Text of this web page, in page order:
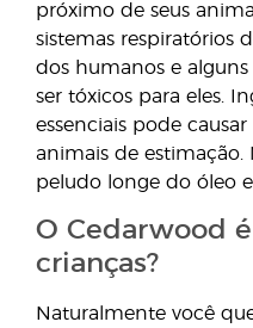
próximo de seus
sistemas respiratórios
dos humanos e alguns
ser tóxicos para eles.
essenciais pode
animais de
peludo longe do óleo
O Cedarwood
crianças?
Naturalmente você